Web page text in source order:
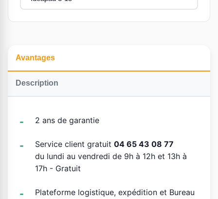
Avantages
Description
2 ans de garantie
Service client gratuit 04 65 43 08 77
du lundi au vendredi de 9h à 12h et 13h à
17h - Gratuit
Plateforme logistique, expédition et Bureau